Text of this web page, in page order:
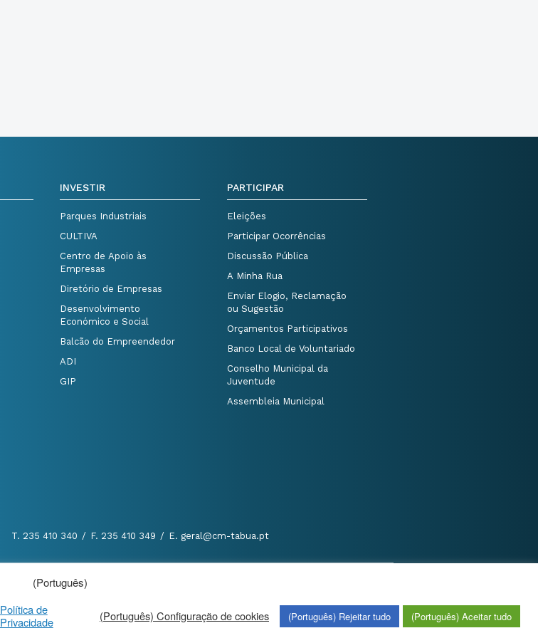
INVESTIR
Parques Industriais
CULTIVA
Centro de Apoio às
Empresas
Diretório de Empresas
Desenvolvimento
Económico e Social
Balcão do Empreendedor
ADI
GIP
PARTICIPAR
Eleições
Participar Ocorrências
Discussão Pública
A Minha Rua
Enviar Elogio, Reclamação
ou Sugestão
Orçamentos Participativos
Banco Local de Voluntariado
Conselho Municipal da
Juventude
Assembleia Municipal
T. 235 410 340 / F. 235 410 349 / E. geral@cm-tabua.pt
(Português)
Política de
Privacidade
(Português) Configuração de cookies (Português) Rejeitar tudo (Português) Aceitar tudo